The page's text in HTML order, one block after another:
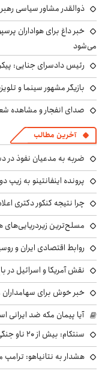
ذوالقدر مشاور سیاسی
خبر داغ برای هواداران
می‌شود
رئیس دادسرای جنایی:
بازیگر مشهور سینما و
صدای انفجار و مشاهده
آخرین مطالب
ضربه به مدعیان نفوذ در دستگاه
پرونده اینفانتینو به زیپ
چرا نتیجه کنکور دکتری
مسلح‌ترین
روابط اقتصادی ایران و
نقش آمریکا و اسرائیل در
خبر خوش برای سهامداران
آیا پیمان مکه ضد ایرانی
سنتکام: بیش از ۲۰ ناو جنگی آمریکا برای محاصره ایران مستقرند
هشدار به نتانیاهو: ترامپ